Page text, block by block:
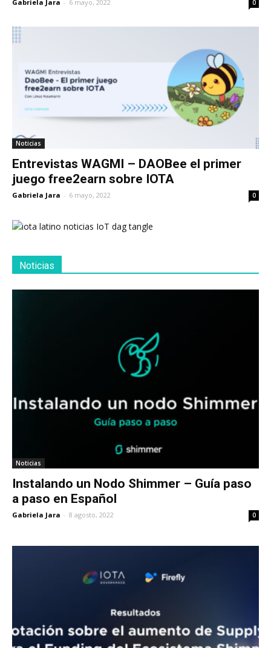
Gabriela Jara - 6 mayo, 2022 0
Noticias
Entrevistas WAGMI – DAOBee el primer
juego free2earn sobre IOTA
Gabriela Jara - 6 mayo, 2022 0
Noticias
Noticias
Instalando un Nodo Shimmer – Guía paso
a paso en Español
Gabriela Jara - 8 agosto, 2022 0